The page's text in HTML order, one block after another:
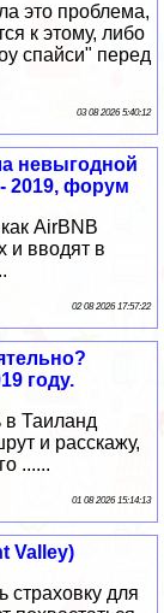
это проблема,
к этому, либо
спайси" перед
03 08 2026 5:40:12
невыгодной
2019, форум
AirBNB
и вводят в
02 08 2026 17:57:22
году.
в Таиланд
и расскажу,
......
01 08 2026 15:14:13
Valley)
страховку для